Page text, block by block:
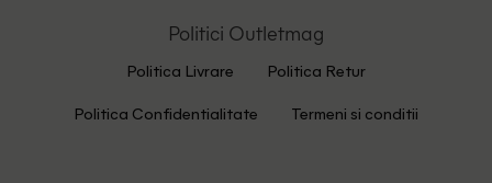
Politici Outletmag
Politica Livrare Politica Retur
Politica Confidentialitate Termeni si conditii